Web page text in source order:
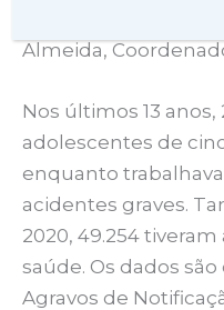
Almeida,
Nos últimos 13 anos,
adolescentes de
enquanto
acidentes graves.
2020, 49.254
saúde. Os dados
Agravos de